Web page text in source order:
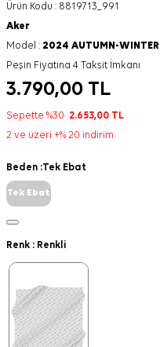
Ürün Kodu : 8819713_991
Aker
Model : 2024 AUTUMN-WINTER
Peşin Fiyatına 4 Taksit İmkanı
3.790,00 TL
Sepette %30 2.653,00 TL
2 ve üzeri +% 20 indirim
Beden :Tek Ebat
Tek Ebat
Renk : Renkli